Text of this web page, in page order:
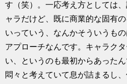
す（笑）。一応考え方としては
ャラだけど、既に商業的な固有
いっていう、なんかそういうも
アプローチなんです。キャラク
い、というのも最初からあった
悶々と考えていて息が詰まるし